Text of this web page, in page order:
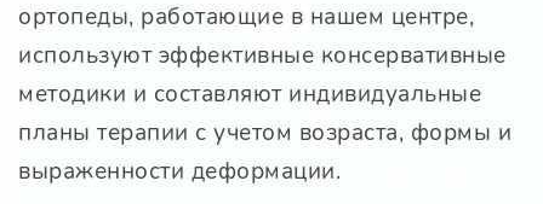
ортопеды, работающие в нашем центре,
используют эффективные консервативные
методики и составляют индивидуальные
планы терапии с учетом возраста, формы и
выраженности деформации.